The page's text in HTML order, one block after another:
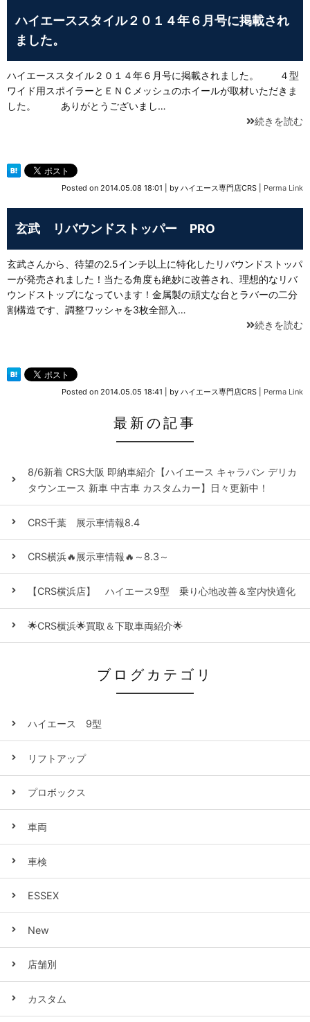
ハイエーススタイル２０１４年６月号に掲載され
ました。
ハイエーススタイル２０１４年６月号に掲載されました。 ４型
ワイド用スポイラーとＥＮＣメッシュのホイールが取材いただきま
した。 ありがとうございまし…
続きを読む
Posted on 2014.05.08 18:01 by ハイエース専門店CRS Perma Link
玄武 リバウンドストッパー PRO
玄武さんから、待望の2.5インチ以上に特化したリバウンドストッパ
ーが発売されました！当たる角度も絶妙に改善され、理想的なリバ
ウンドストップになっています！金属製の頑丈な台とラバーの二分
割構造です、調整ワッシャを3枚全部入…
続きを読む
Posted on 2014.05.05 18:41 by ハイエース専門店CRS Perma Link
最新の記事
8/6新着 CRS大阪 即納車紹介【ハイエース キャラバン デリカ
タウンエース 新車 中古車 カスタムカー】日々更新中！
CRS千葉 展示車情報8.4
CRS横浜🔥展示車情報🔥～8.3～
【CRS横浜店】 ハイエース9型 乗り心地改善＆室内快適化
🌟CRS横浜🌟買取＆下取車両紹介🌟
ブログカテゴリ
ハイエース 9型
リフトアップ
プロボックス
車両
車検
ESSEX
New
店舗別
カスタム